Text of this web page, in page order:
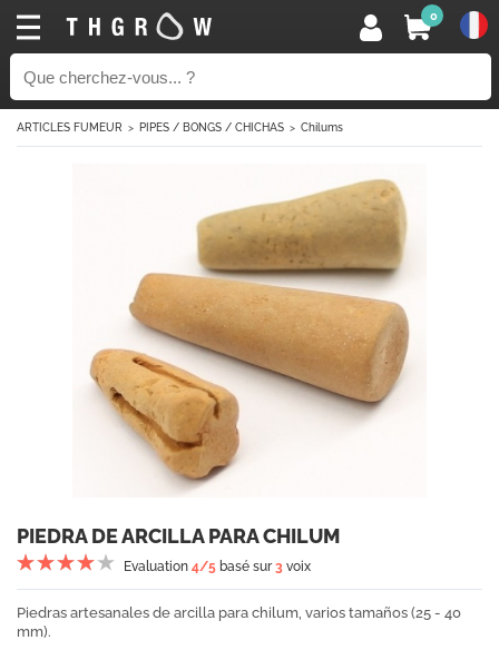
0
ARTICLES FUMEUR PIPES / BONGS / CHICHAS Chilums
PIEDRA DE ARCILLA PARA CHILUM
Evaluation 4/5 basé sur3 voix
Piedras artesanales de arcilla para chilum, varios tamaños (25 - 40
mm).